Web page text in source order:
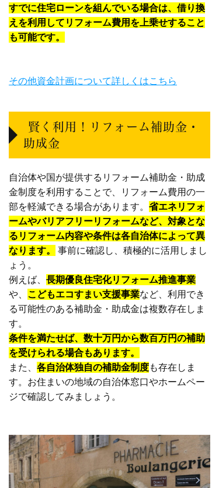
すでに住宅ローンを組んでいる場合は、借り換
えを利用してリフォーム費用を上乗せすること
も可能です。
その他資金計画について詳しくはこちら
賢く利用！リフォーム補助金・
助成金
自治体や国が提供するリフォーム補助金・助成
金制度を利用することで、リフォーム費用の一
部を軽減できる場合があります。 省エネリフォ
ームやバリアフリーリフォームなど、対象とな
るリフォーム内容や条件は各自治体によって異
なります。
事前に確認し、積極的に活用しまし
ょう。
例えば、 長期優良住宅化リフォーム推進事業
や、 こどもエコすまい支援事業など、利用でき
る可能性のある補助金・助成金は複数存在しま
す。
条件を満たせば、数十万円から数百万円の補助
を受けられる場合もあります。
また、 各自治体独自の補助金制度も存在しま
す。お住まいの地域の自治体窓口やホームペー
ジで確認してみましょう。